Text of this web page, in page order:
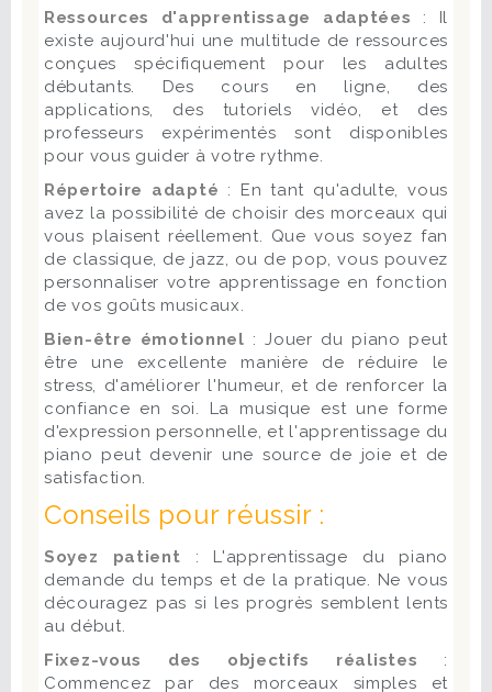
Ressources d'apprentissage adaptées : Il
existe aujourd'hui une multitude de ressources
conçues spécifiquement pour les adultes
débutants. Des cours en ligne, des
applications, des tutoriels vidéo, et des
professeurs expérimentés sont disponibles
pour vous guider à votre rythme.
Répertoire adapté : En tant qu'adulte, vous
avez la possibilité de choisir des morceaux qui
vous plaisent réellement. Que vous soyez fan
de classique, de jazz, ou de pop, vous pouvez
personnaliser votre apprentissage en fonction
de vos goûts musicaux.
Bien-être émotionnel : Jouer du piano peut
être une excellente manière de réduire le
stress, d'améliorer l'humeur, et de renforcer la
confiance en soi. La musique est une forme
d'expression personnelle, et l'apprentissage du
piano peut devenir une source de joie et de
satisfaction.
Conseils pour réussir :
Soyez patient : L'apprentissage du piano
demande du temps et de la pratique. Ne vous
découragez pas si les progrès semblent lents
au début.
Fixez-vous des objectifs réalistes :
Commencez par des morceaux simples et